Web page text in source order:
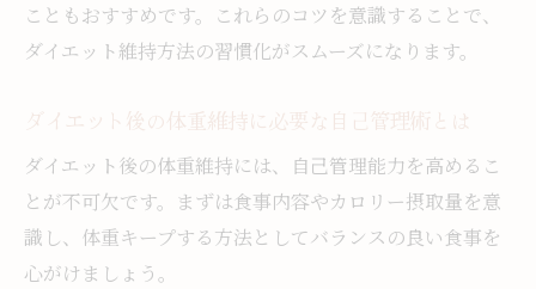
こともおすすめです。これらのコツを意識することで、
ダイエット維持方法の習慣化がスムーズになります。
ダイエット後の体重維持に必要な自己管理術とは
ダイエット後の体重維持には、自己管理能力を高めるこ
とが不可欠です。まずは食事内容やカロリー摂取量を意
識し、体重キープする方法としてバランスの良い食事を
心がけましょう。